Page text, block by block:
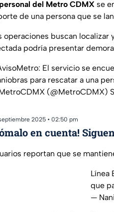
personal del Metro CDMX se
de una persona que se
operaciones buscan localizar
podría presentar
: El servicio se
para rescatar a una
(@MetroCDMX)
2025 • 02:50 pm
en cuenta!
reportan que se
Línea
que
—